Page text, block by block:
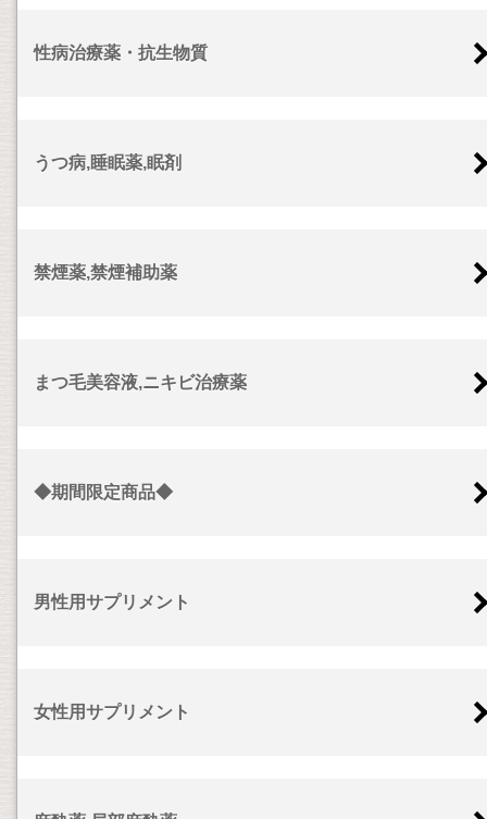
性病治療薬・抗生物質
うつ病,睡眠薬,眠剤
禁煙薬,禁煙補助薬
まつ毛美容液,ニキビ治療薬
◆期間限定商品◆
男性用サプリメント
女性用サプリメント